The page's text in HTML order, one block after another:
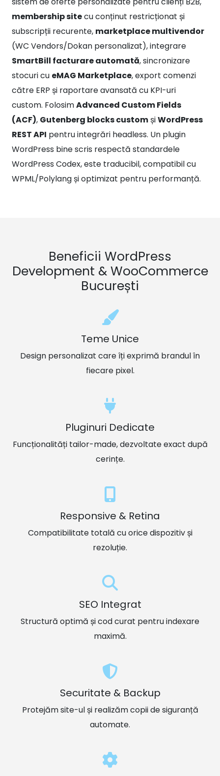
subscripții recurente,marketplace multivendor
(WC Vendors/Dokan personalizat), integrare
SmartBill facturare automată, sincronizare
stocuri cu eMAG Marketplace, export comenzi
către ERP și raportare avansată cu KPI-uri
custom. FolosimAdvanced Custom Fields
(ACF),Gutenberg blocks customșiWordPress
REST APIpentru integrări headless. Un plugin
WordPress bine scris respectă standardele
WordPress Codex, este traducibil, compatibil cu
WPML/Polylang și optimizat pentru performanță.
Development & WooCommerce
București
Teme Unice
Design personalizat care îți exprimă brandul în
fiecare pixel.
Pluginuri Dedicate
Funcționalități tailor-made, dezvoltate exact după
cerințe.
Responsive & Retina
Compatibilitate totală cu orice dispozitiv și
rezoluție.
SEO Integrat
Structură optimă și cod curat pentru indexare
maximă.
Securitate & Backup
Protejăm site-ul și realizăm copii de siguranță
automate.
Mentenanță & Suport